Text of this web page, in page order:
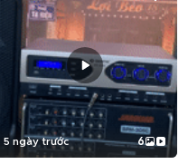
5 ngày trước 6